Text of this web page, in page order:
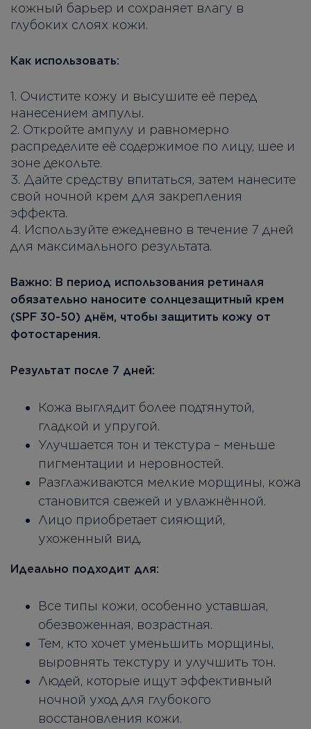
кожный барьер и сохраняет влагу в
глубоких слоях кожи.
Как использовать:
1. Очистите кожу и высушите её перед
нанесением ампулы.
2. Откройте ампулу и равномерно
распределите её содержимое по лицу, шее и
зоне декольте.
3. Дайте средству впитаться, затем нанесите
свой ночной крем для закрепления
эффекта.
4. Используйте ежедневно в течение 7 дней
для максимального результата.
Важно: В период использования ретиналя
обязательно наносите солнцезащитный крем
(SPF 30-50) днём, чтобы защитить кожу от
фотостарения.
Результат после 7 дней:
Кожа выглядит более подтянутой,
гладкой и упругой.
Улучшается тон и текстура – меньше
пигментации и неровностей.
Разглаживаются мелкие морщины, кожа
становится свежей и увлажнённой.
Лицо приобретает сияющий,
ухоженный вид.
Идеально подходит для:
Все типы кожи, особенно уставшая,
обезвоженная, возрастная.
Тем, кто хочет уменьшить морщины,
выровнять текстуру и улучшить тон.
Людей, которые ищут эффективный
ночной уход для глубокого
восстановления кожи.